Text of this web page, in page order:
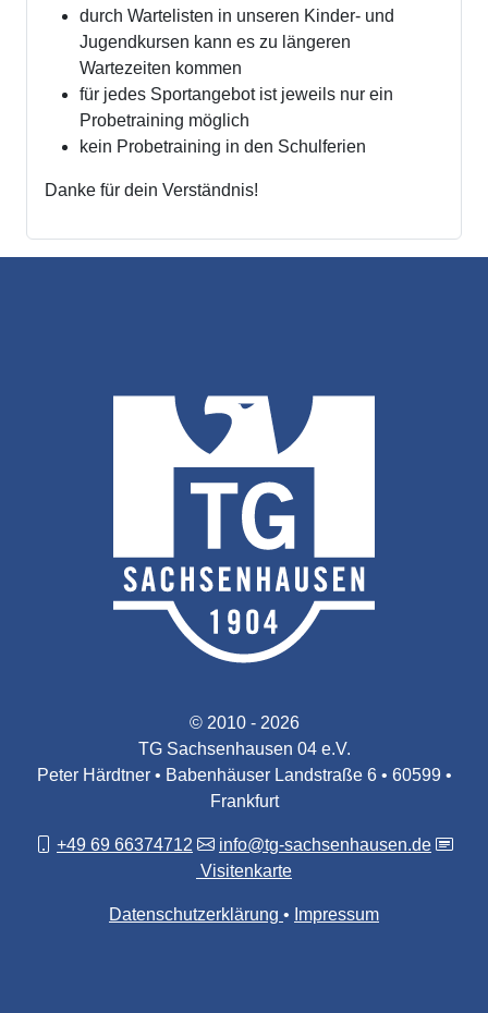
durch Wartelisten in unseren Kinder- und
Jugendkursen kann es zu längeren
Wartezeiten kommen
für jedes Sportangebot ist jeweils nur ein
Probetraining möglich
kein Probetraining in den Schulferien
Danke für dein Verständnis!
© 2010 - 2026
TG Sachsenhausen 04 e.V.
Peter Härdtner • Babenhäuser Landstraße 6 • 60599 •
Frankfurt
+49 69 66374712
info@tg-sachsenhausen.de
Visitenkarte
Datenschutzerklärung Impressum